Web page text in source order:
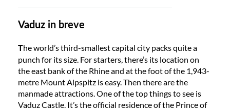
Vaduz in breve
The world’s third-smallest capital city packs quite a
punch for its size. For starters, there’s its location on
the east bank of the Rhine and at the foot of the 1,943-
metre Mount Alpspitz is easy. Then there are the
manmade attractions. One of the top things to see is
Vaduz Castle. It’s the official residence of the Prince of